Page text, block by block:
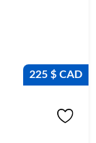
225 $ CAD